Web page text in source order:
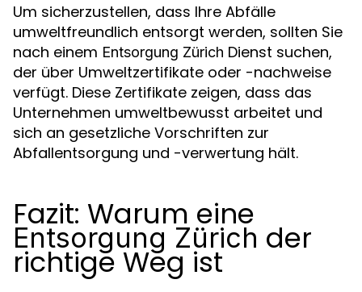
Um sicherzustellen, dass Ihre Abfälle
umweltfreundlich entsorgt werden, sollten Sie
nach einem Entsorgung Zürich Dienst suchen,
der über Umweltzertifikate oder -nachweise
verfügt. Diese Zertifikate zeigen, dass das
Unternehmen umweltbewusst arbeitet und
sich an gesetzliche Vorschriften zur
Abfallentsorgung und -verwertung hält.
Fazit: Warum eine
Entsorgung Zürich der
richtige Weg ist